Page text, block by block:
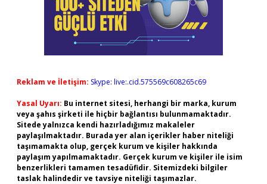
Reklam ve İletişim: Skype: live:.cid.575569c608265c69
Yasal Uyarı: Bu internet sitesi, herhangi bir marka, kurum
veya şahıs şirketi ile hiçbir bağlantısı bulunmamaktadır.
Sitede yalnızca kendi hazırladığımız makaleler
paylaşılmaktadır. Burada yer alan içerikler haber niteliği
taşımamakta olup, gerçek kurum ve kişiler hakkında
paylaşım yapılmamaktadır. Gerçek kurum ve kişiler ile isim
benzerlikleri tamamen tesadüfidir. Sitemizdeki bilgiler
taslak halindedir ve tavsiye niteliği taşımazlar.